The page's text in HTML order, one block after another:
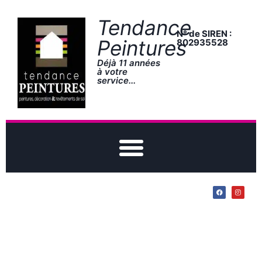
Tendance
Peintures
Déjà 11 années
à votre
service...
N° de SIREN :
802935528